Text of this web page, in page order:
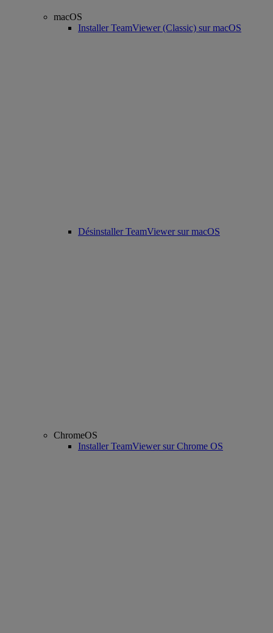
macOS
Installer TeamViewer (Classic) sur macOS
Désinstaller TeamViewer sur macOS
ChromeOS
Installer TeamViewer sur Chrome OS